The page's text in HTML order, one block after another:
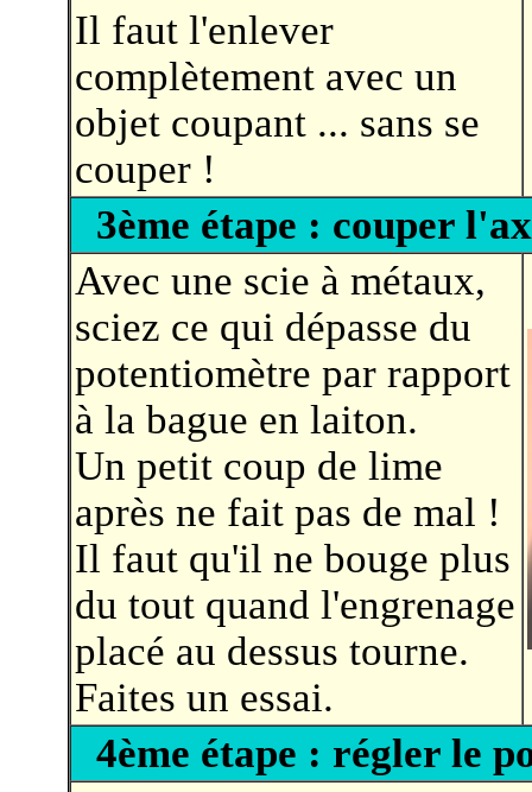
Il faut l'enlever
complètement avec un
objet coupant ... sans se
couper !
3ème étape : couper
Avec une scie à métaux,
sciez ce qui dépasse du
potentiomètre par rapport
à la bague en laiton.
Un petit coup de lime
après ne fait pas de mal !
Il faut qu'il ne bouge plus
du tout quand l'engrenage
placé au dessus tourne.
Faites un essai.
4ème étape : régler le